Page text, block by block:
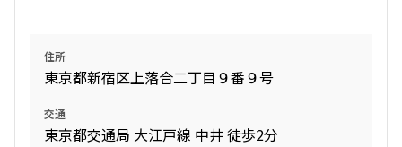
管理費/共益費含む
礼金なし
敷金なし
礼金１ヶ月以下
フリーレント付き
住所
東京都新宿区上落合二丁目９番９号
交通
東京都交通局 大江戸線 中井 徒歩2分